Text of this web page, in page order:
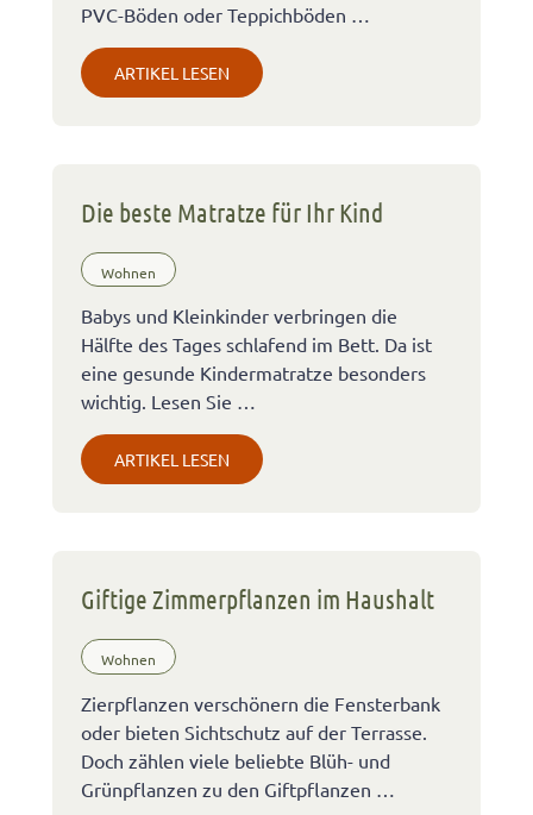
PVC-Böden oder Teppichböden …
ARTIKEL LESEN
Die beste Matratze für Ihr Kind
Wohnen
Babys und Kleinkinder verbringen die
Hälfte des Tages schlafend im Bett. Da ist
eine gesunde Kindermatratze besonders
wichtig. Lesen Sie …
ARTIKEL LESEN
Giftige Zimmerpflanzen im Haushalt
Wohnen
Zierpflanzen verschönern die Fensterbank
oder bieten Sichtschutz auf der Terrasse.
Doch zählen viele beliebte Blüh- und
Grünpflanzen zu den Giftpflanzen …